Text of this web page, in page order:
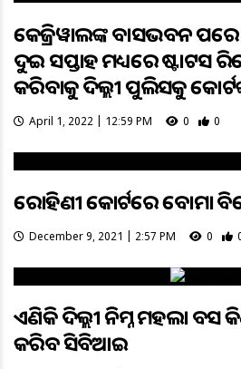
କେଜ୍ରିୱାଲଙ୍କ ବାସଭବନ
ଦୁଇ ସପ୍ତାହ ମଧ୍ୟରେ ଷ୍ଟାଟସ
କରିବାକୁ ଦିଲ୍ଲୀ ପୁଲିସକୁ
April 1, 2022 | 12:59 PM 0 0
ରୋହିଣୀ କୋର୍ଟରେ ବୋମା
December 9, 2021 | 2:57 PM 0
ଏଣିକି ଦିଲ୍ଲୀ ନିମ୍ନ ମହଲା ବସ
କରିବ ସିବିଆଇ